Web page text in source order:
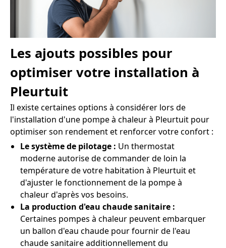
Les ajouts possibles pour
optimiser votre installation à
Pleurtuit
Il existe certaines options à considérer lors de
l'installation d'une pompe à chaleur à Pleurtuit pour
optimiser son rendement et renforcer votre confort :
Le système de pilotage : Un thermostat
moderne autorise de commander de loin la
température de votre habitation à Pleurtuit et
d'ajuster le fonctionnement de la pompe à
chaleur d'après vos besoins.
La production d'eau chaude sanitaire :
Certaines pompes à chaleur peuvent embarquer
un ballon d'eau chaude pour fournir de l'eau
chaude sanitaire additionnellement du